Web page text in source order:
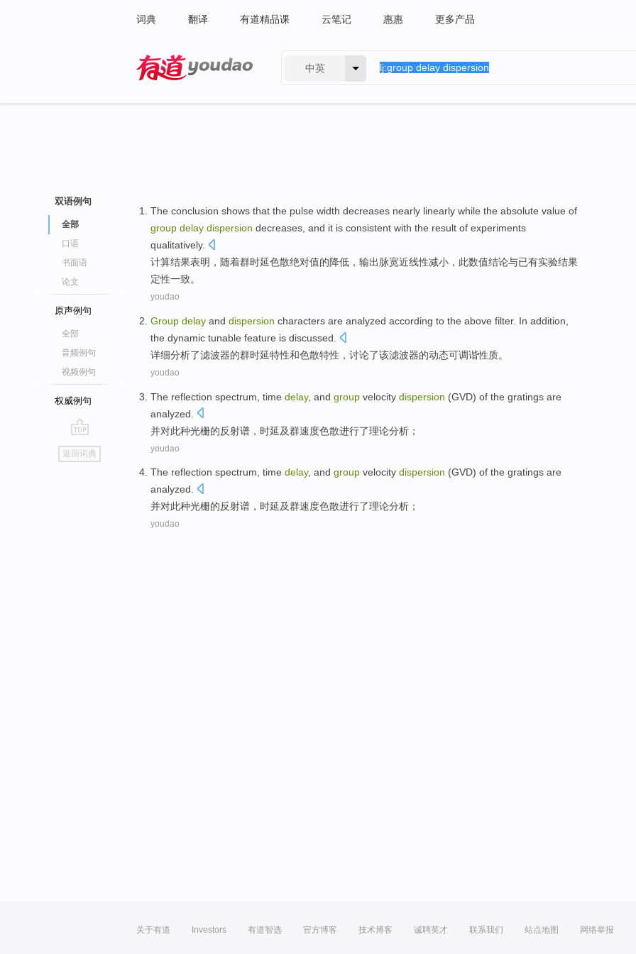
词典 翻译 有道精品课 云笔记 惠惠 更多产品
中英
双语例句
全部
口语
书面语
论文
原声例句
全部
音频例句
视频例句
权威例句
go
top
返回词典
The conclusion shows that the pulse width decreases nearly linearly while the absolute value of
group delay dispersion decreases , and it is consistent with the result of experiments
qualitatively.
计算结果表明 ，随着群时延色散绝对值的降低 ， 输出脉宽近线性减小 ，此数值结论与已有实验结果
定性一致。
youdao
Group delay and dispersion characters are analyzed according to the above filter. In addition,
the dynamic tunable feature is discussed
详细分析了滤波器的群时延特性和色散特性 ，讨论了该滤波器的动态可调谐性质。
youdao
The reflection spectrum time delay, and group velocity dispersion (GVD) of the gratings are
analyzed
并对此种光栅的反射谱 ， 时延及群速度色散进行了理论分析；
youdao
The reflection spectrum, time delay, and group velocity dispersion (GVD) of the gratings are
analyzed.
并对此种光栅的反射谱 ， 时延及群速度色散进行了理论分析；
youdao
关于有道 Investors 有道智选 官方博客 技术博客 诚聘英才 联系我们 站点地图 网络举报